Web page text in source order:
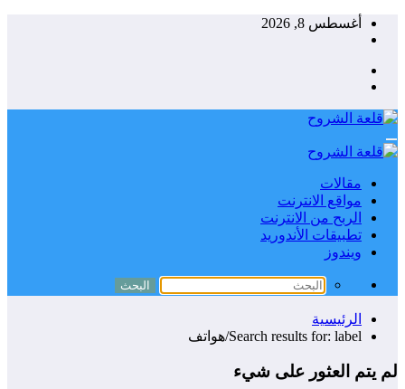
التجاوزأغسطس 8, 2026
مقالات
مواقع الانترنت
الربح من الانترنت
تطبيقات الأندوريد
ويندوز
الرئيسية
Search results for: label/هواتف
لم يتم العثور على شيء